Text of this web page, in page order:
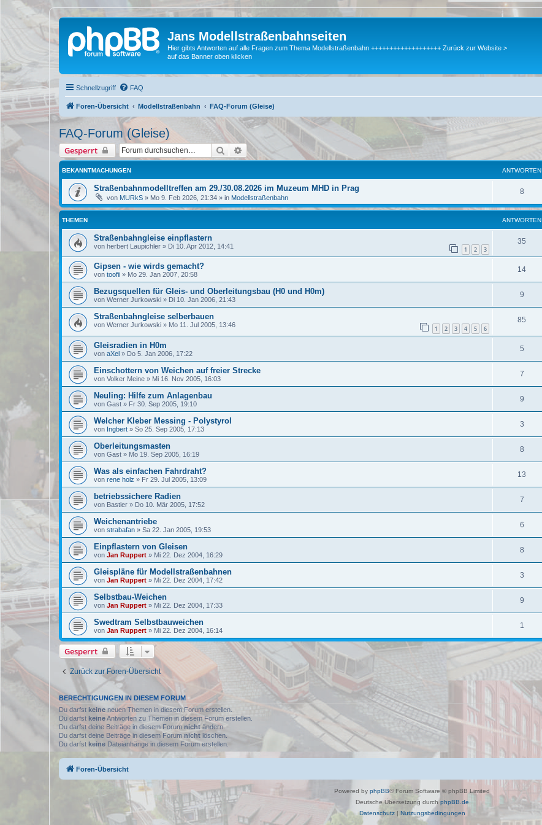
Jans Modellstraßenbahnseiten
Hier gibts Antworten auf alle Fragen zum Thema Modellstraßenbahn +++++++++++++++++++ Zurück zur Website >
auf das Banner oben klicken
Schnellzugriff FAQ
Foren-Übersicht Modellstraßenbahn FAQ-Forum (Gleise)
FAQ-Forum (Gleise)
Gesperrt Suche Erweiterte Suche
BEKANNTMACHUNGEN ANTWORTEN
Straßenbahnmodelltreffen am 29./30.08.2026 im Muzeum MHD in Prag
von MURkS » Mo 9. Feb 2026, 21:34 » in Modellstraßenbahn
8
THEMEN ANTWORTEN
Straßenbahngleise einpflastern
von herbert Laupichler » Di 10. Apr 2012, 14:41 1 2 3
35
Gipsen - wie wirds gemacht?
von toofii » Mo 29. Jan 2007, 20:58
14
Bezugsquellen für Gleis- und Oberleitungsbau (H0 und H0m)
von Werner Jurkowski » Di 10. Jan 2006, 21:43
9
Straßenbahngleise selberbauen
von Werner Jurkowski » Mo 11. Jul 2005, 13:46 1 2 3 4 5 6
85
Gleisradien in H0m
von aXel » Do 5. Jan 2006, 17:22
5
Einschottern von Weichen auf freier Strecke
von Volker Meine » Mi 16. Nov 2005, 16:03
7
Neuling: Hilfe zum Anlagenbau
von Gast » Fr 30. Sep 2005, 19:10
9
Welcher Kleber Messing - Polystyrol
von Ingbert » So 25. Sep 2005, 17:13
3
Oberleitungsmasten
von Gast » Mo 19. Sep 2005, 16:19
8
Was als einfachen Fahrdraht?
von rene holz » Fr 29. Jul 2005, 13:09
13
betriebssichere Radien
von Bastler » Do 10. Mär 2005, 17:52
7
Weichenantriebe
von strabafan » Sa 22. Jan 2005, 19:53
6
Einpflastern von Gleisen
von Jan Ruppert » Mi 22. Dez 2004, 16:29
8
Gleispläne für Modellstraßenbahnen
von Jan Ruppert » Mi 22. Dez 2004, 17:42
3
Selbstbau-Weichen
von Jan Ruppert » Mi 22. Dez 2004, 17:33
9
Swedtram Selbstbauweichen
von Jan Ruppert » Mi 22. Dez 2004, 16:14
1
Gesperrt
Zurück zur Foren-Übersicht
BERECHTIGUNGEN IN DIESEM FORUM
Du darfst keine neuen Themen in diesem Forum erstellen.
Du darfst keineAntworten zu Themen in diesem Forum erstellen.
Du darfst deine Beiträge in diesem Forumnicht ändern.
Du darfst deine Beiträge in diesem Forum nicht löschen.
Du darfst keine Dateianhänge in diesem Forum erstellen.
Foren-Übersicht
Powered by phpBB® Forum Software © phpBB Limited
Deutsche Übersetzung durchphpBB.de
Datenschutz| Nutzungsbedingungen